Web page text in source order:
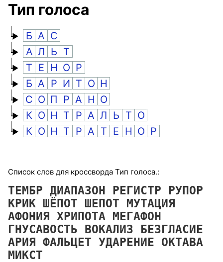
Тип голоса
Б А С
А Л Ь Т
Т Е Н О Р
Б А Р И Т О Н
С О П Р А Н О
К О Н Т Р А Л Ь Т О
К О Н Т Р А Т Е Н О Р
Список слов для кроссворда Тип голоса.:
ТЕМБР ДИАПАЗОН РЕГИСТР РУПОР
КРИК ШЁПОТ ШЕПОТ МУТАЦИЯ
АФОНИЯ ХРИПОТА МЕГАФОН
ГНУСАВОСТЬ ВОКАЛИЗ БЕЗГЛАСИЕ
АРИЯ ФАЛЬЦЕТ УДАРЕНИЕ ОКТАВА
МИКСТ